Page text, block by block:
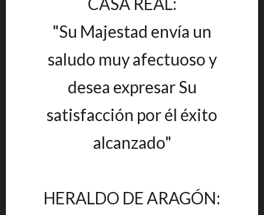
"Su Majestad envía un
saludo muy afectuoso y
desea expresar Su
satisfacción por él éxito
alcanzado"
HERALDO DE ARAGÓN: